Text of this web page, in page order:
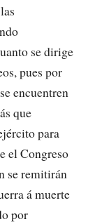
se dirige
pues por
encuentren
que
para
el Congreso
se remitirán
á muerte
por